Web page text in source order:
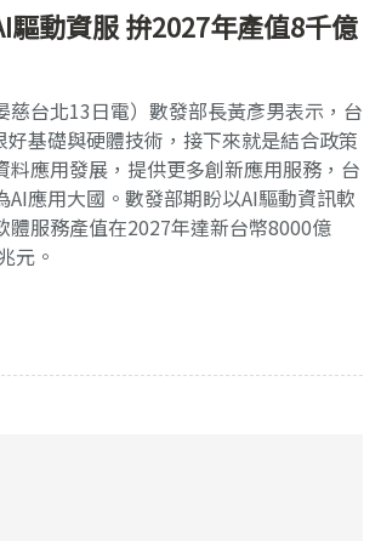
驅動資服 拚2027年產值8千億
慈台北13日電）數發部長黃彥男表示，台
好基礎與硬體技術，接下來就是結合政策
料應用發展，提供更多創新應用服務，台
AI應用大國。數發部期盼以AI驅動資訊軟
體服務產值在2027年達新台幣8000億
元。